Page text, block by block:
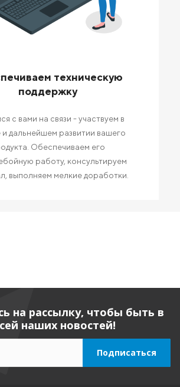
техническую
поддержку
с вами на связи - участвуем в
и дальнейшем развитии вашего
Обеспечиваем его
работу, консультируем
выполняем мелкие доработки.
на рассылку, чтобы быть в
наших новостей!